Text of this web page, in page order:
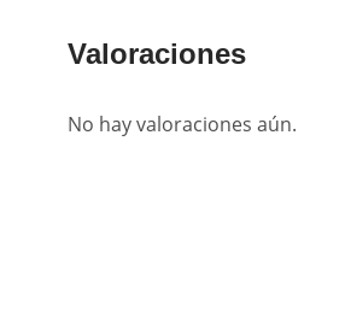
Valoraciones
No hay valoraciones aún.